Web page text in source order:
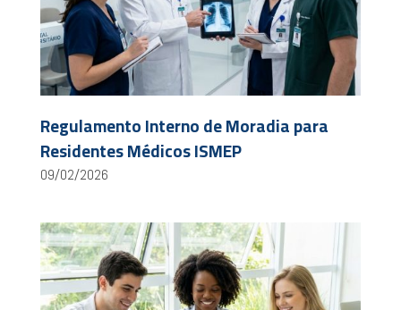
Regulamento Interno de Moradia para
Residentes Médicos ISMEP
09/02/2026